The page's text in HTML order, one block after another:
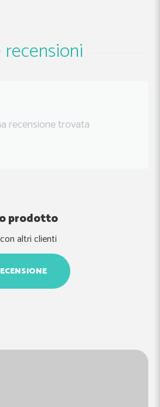
recensione trovata
prodotto
altri clienti